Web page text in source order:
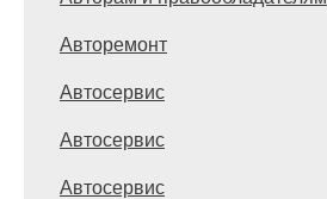
Авторемонт
Автосервис
Автосервис
Автосервис